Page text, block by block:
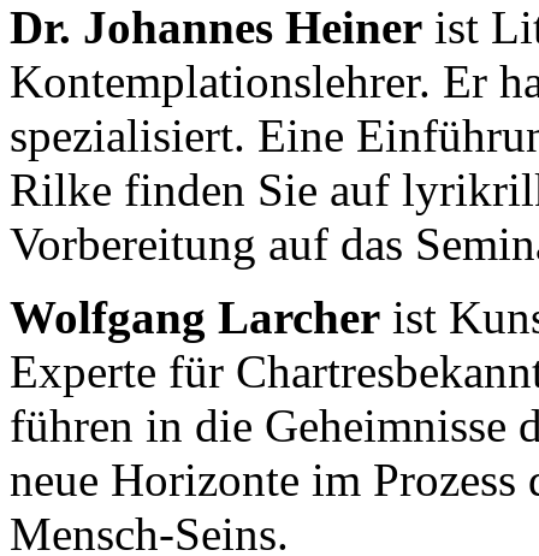
Dr. Johannes Heiner ist
Kontemplationslehrer. Er
spezialisiert. Eine
Rilke finden Sie auf
Vorbereitung auf das
Wolfgang Larcher ist
Experte für
führen in die Geheimnisse
neue Horizonte im Prozess
Mensch-Seins.